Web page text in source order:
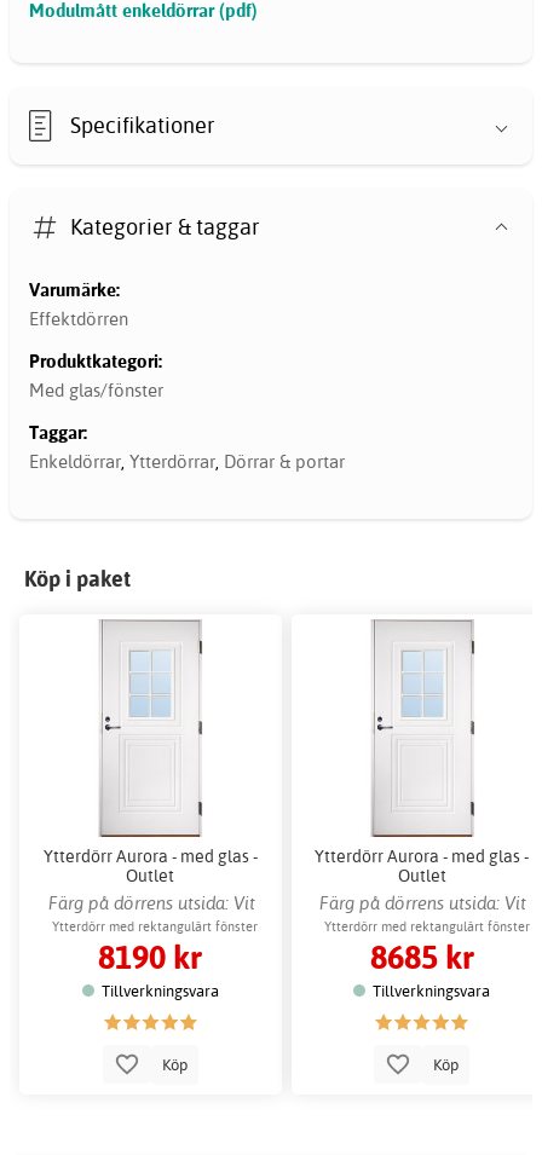
Modulmått enkeldörrar (pdf)
Specifikationer
Kategorier & taggar
Varumärke:
Effektdörren
Produktkategori:
Med glas/fönster
Taggar:
Enkeldörrar Ytterdörrar Dörrar & portar
Köp i paket
Ytterdörr Aurora - med glas -
Outlet
Färg på dörrens utsida: Vit
Ytterdörr med rektangulärt fönster
8190 kr
Tillverkningsvara
Köp
Ytterdörr Aurora - med glas -
Outlet
Färg på dörrens utsida: Vit
Ytterdörr med rektangulärt fönster
8685 kr
Tillverkningsvara
Köp